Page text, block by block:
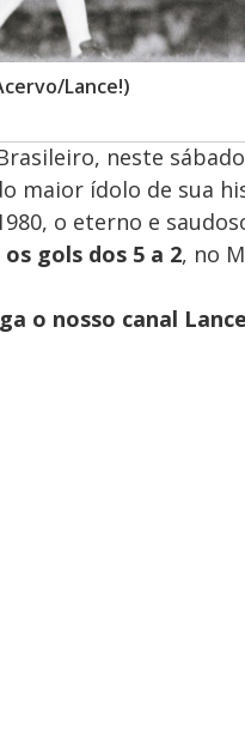
Lance!)
neste
maior ídolo de sua
o eterno e
gols dos 5 a 2, no
o nosso canal